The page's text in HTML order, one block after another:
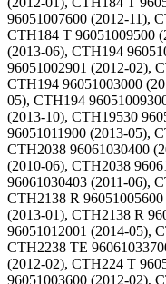
96051007600 (2012-11),
CTH184 T 96051009500
(2013-06), CTH194
96051002901 (2012-02),
CTH194 96051003000
05), CTH194
(2013-10), CTH19530
96051011900 (2013-05),
CTH2038 96061030400
(2010-06), CTH2038
96061030403 (2011-06),
CTH2138 R
(2013-01), CTH2138 R
96051012001 (2014-05),
CTH2238 TE
(2012-02), CTH224 T
96051003600 (2012-02),